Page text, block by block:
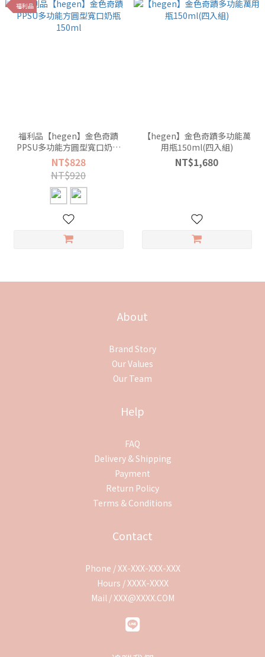
福利品
福利品【hegen】金色奇蹟
PPSU多功能方圓型寬口奶瓶
150ml
NT$828
NT$920
【hegen】金色奇蹟多功能萬
用瓶150ml(四入組)
NT$1,680
About
Brand Story
Our Values
Our Team
Help
FAQ
Delivery & Shipping
Payment
Return Policy
Terms & Conditions
Contact
Phone / XX-XXX-XXX-XXX
Hours / XXXX-XXXX
Mail / XXX@XXXX.COM